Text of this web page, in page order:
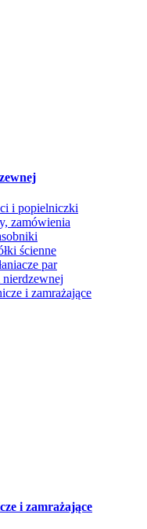
i popielniczki
zamówienia
ścienne
par
nierdzewnej
i zamrażające